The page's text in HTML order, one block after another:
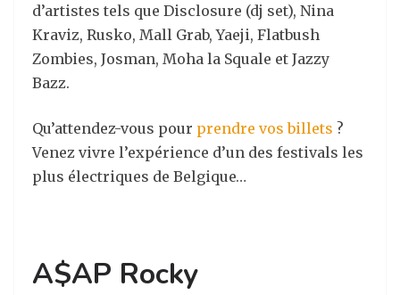
d’artistes tels que Disclosure (dj set), Nina
Kraviz, Rusko, Mall Grab, Yaeji, Flatbush
Zombies, Josman, Moha la Squale et Jazzy
Bazz.
Qu’attendez-vous pour prendre vos billets ?
Venez vivre l’expérience d’un des festivals les
plus électriques de Belgique…
A$AP Rocky